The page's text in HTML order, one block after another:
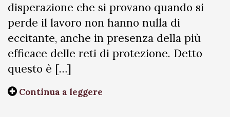
disperazione che si provano quando si
perde il lavoro non hanno nulla di
eccitante, anche in presenza della più
efficace delle reti di protezione. Detto
questo è […]
Continua a leggere